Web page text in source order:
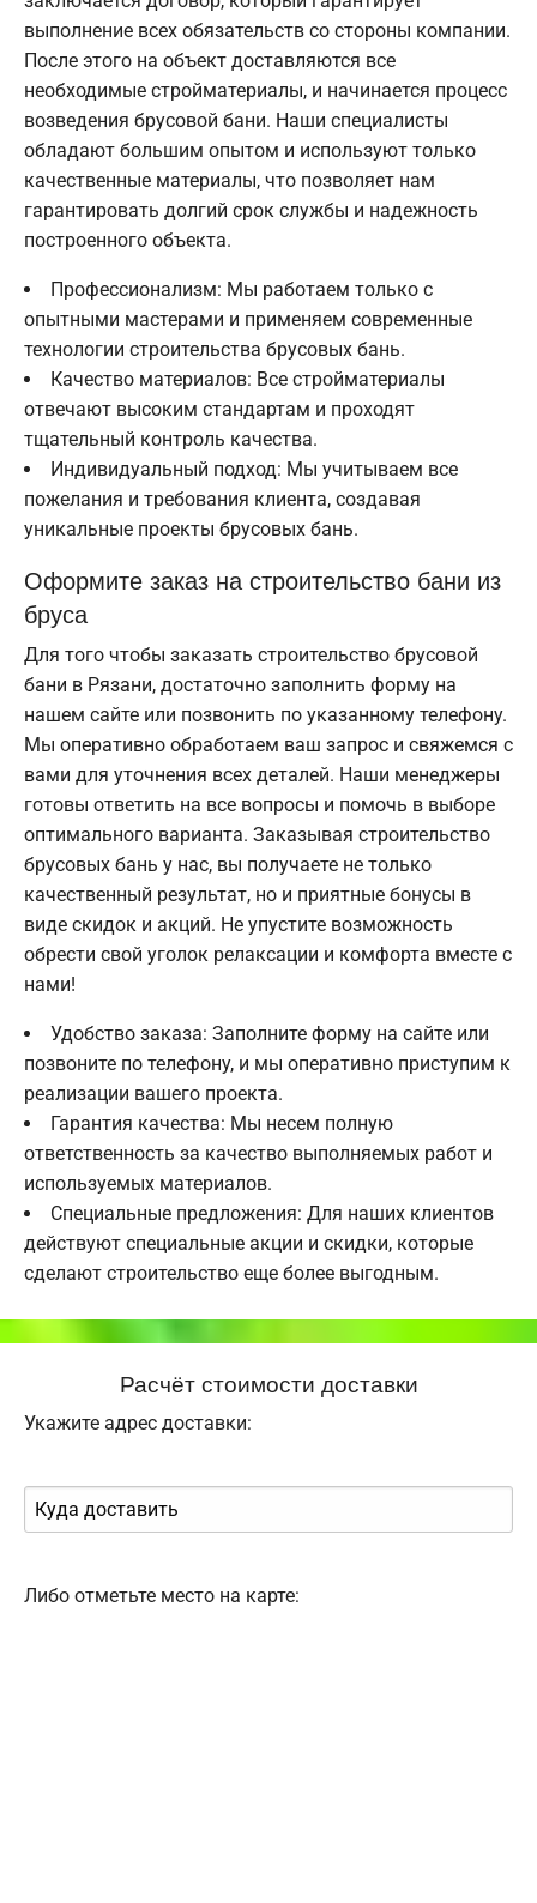
выполнение всех обязательств со стороны компании.
После этого на объект доставляются все
необходимые стройматериалы, и начинается процесс
возведения брусовой бани. Наши специалисты
обладают большим опытом и используют только
качественные материалы, что позволяет нам
гарантировать долгий срок службы и надежность
построенного объекта.
Профессионализм: Мы работаем только с
опытными мастерами и применяем современные
технологии строительства брусовых бань.
Качество материалов: Все стройматериалы
отвечают высоким стандартам и проходят
тщательный контроль качества.
Индивидуальный подход: Мы учитываем все
пожелания и требования клиента, создавая
уникальные проекты брусовых бань.
Оформите заказ на строительство бани из
бруса
Для того чтобы заказать строительство брусовой
бани в Рязани, достаточно заполнить форму на
нашем сайте или позвонить по указанному телефону.
Мы оперативно обработаем ваш запрос и свяжемся с
вами для уточнения всех деталей. Наши менеджеры
готовы ответить на все вопросы и помочь в выборе
оптимального варианта. Заказывая строительство
брусовых бань у нас, вы получаете не только
качественный результат, но и приятные бонусы в
виде скидок и акций. Не упустите возможность
обрести свой уголок релаксации и комфорта вместе с
нами!
Удобство заказа: Заполните форму на сайте или
позвоните по телефону, и мы оперативно приступим к
реализации вашего проекта.
Гарантия качества: Мы несем полную
ответственность за качество выполняемых работ и
используемых материалов.
Специальные предложения: Для наших клиентов
действуют специальные акции и скидки, которые
сделают строительство еще более выгодным.
Расчёт стоимости доставки
Укажите адрес доставки:
Либо отметьте место на карте: